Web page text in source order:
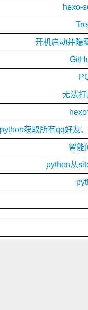
hexo-
开机启动并隐
无法打
python获取所有qq好友
智能
python从